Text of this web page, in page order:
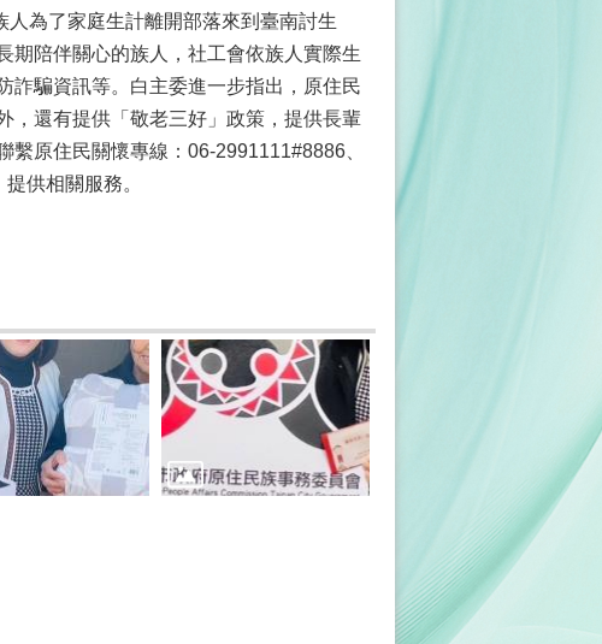
為了家庭生計離開部落來到臺南討生
期陪伴關心的族人，社工會依族人實際生
詐騙資訊等。白主委進一步指出，原住民
，還有提供「敬老三好」政策，提供長輩
原住民關懷專線：06-2991111#8886、
供相關服務。